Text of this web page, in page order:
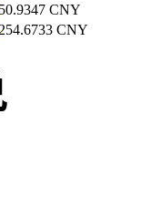
50.9347 CNY
254.6733 CNY